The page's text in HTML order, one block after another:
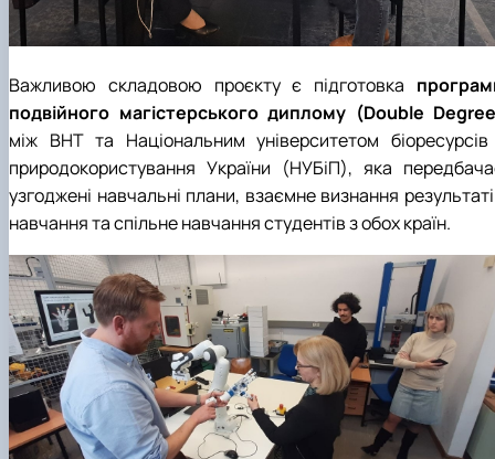
Важливою складовою проєкту є підготовка
подвійного магістерського диплому (Double
між BHT та Національним університетом біоресурсів
природокористування України (НУБіП), яка
узгоджені навчальні плани, взаємне визнання
навчання та спільне навчання студентів з обох країн.